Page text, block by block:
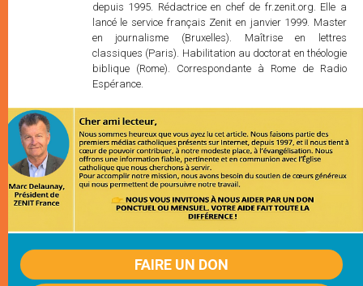
depuis 1995. Rédactrice en chef de fr.zenit.org. Elle a
lancé le service français Zenit en janvier 1999. Master
en journalisme (Bruxelles). Maîtrise en lettres
classiques (Paris). Habilitation au doctorat en théologie
biblique (Rome). Correspondante à Rome de Radio
Espérance.
FAIRE UN DON